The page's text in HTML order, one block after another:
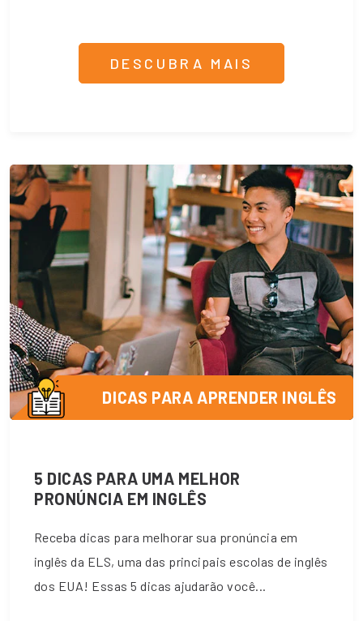
DESCUBRA MAIS
DICAS PARA APRENDER INGLÊS
5 DICAS PARA UMA MELHOR
PRONÚNCIA EM INGLÊS
Receba dicas para melhorar sua pronúncia em
inglês da ELS, uma das principais escolas de inglês
dos EUA! Essas 5 dicas ajudarão você...